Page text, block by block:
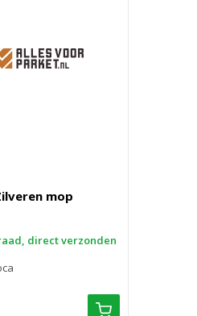
mop
direct verzonden